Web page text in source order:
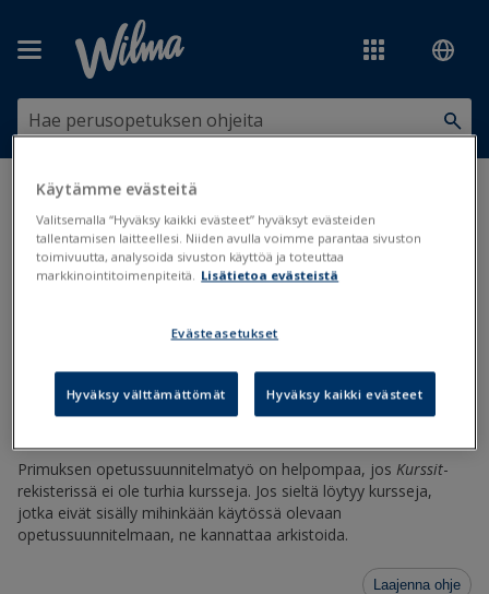
Olet tässä:Kurssit, aineet ja opetussuunnitelmat
Käyttämättömien kurssien arkistoiminen
Käyttämättömien kurssien
arkistoiminen
Opetussuunnitelmat Kurssit
Arkistointi
Päivitetty viimeksi: 6.2.2025
Primuksen opetussuunnitelmatyö on helpompaa, jos Kurssit-
rekisterissä ei ole turhia kursseja. Jos sieltä löytyy kursseja,
jotka eivät sisälly mihinkään käytössä olevaan
opetussuunnitelmaan, ne kannattaa arkistoida.
Laajenna ohje
Käytämme evästeitä
Valitsemalla “Hyväksy kaikki evästeet” hyväksyt evästeiden
tallentamisen laitteellesi. Niiden avulla voimme parantaa sivuston
toimivuutta, analysoida sivuston käyttöä ja toteuttaa
markkinointitoimenpiteitä.
Lisätietoa evästeistä
Evästeasetukset
Hyväksy välttämättömät Hyväksy kaikki evästeet